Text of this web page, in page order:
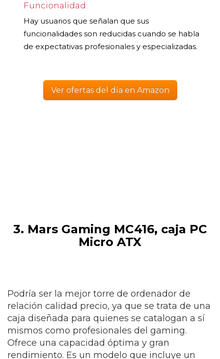
Funcionalidad:
Hay usuarios que señalan que sus
funcionalidades son reducidas cuando se habla
de expectativas profesionales y especializadas.
Ver ofertas del día en Amazon
3. Mars Gaming MC416, caja PC
Micro ATX
Podría ser la mejor torre de ordenador de
relación calidad precio, ya que se trata de una
caja diseñada para quienes se catalogan a sí
mismos como profesionales del gaming.
Ofrece una capacidad óptima y gran
rendimiento. Es un modelo que incluye un